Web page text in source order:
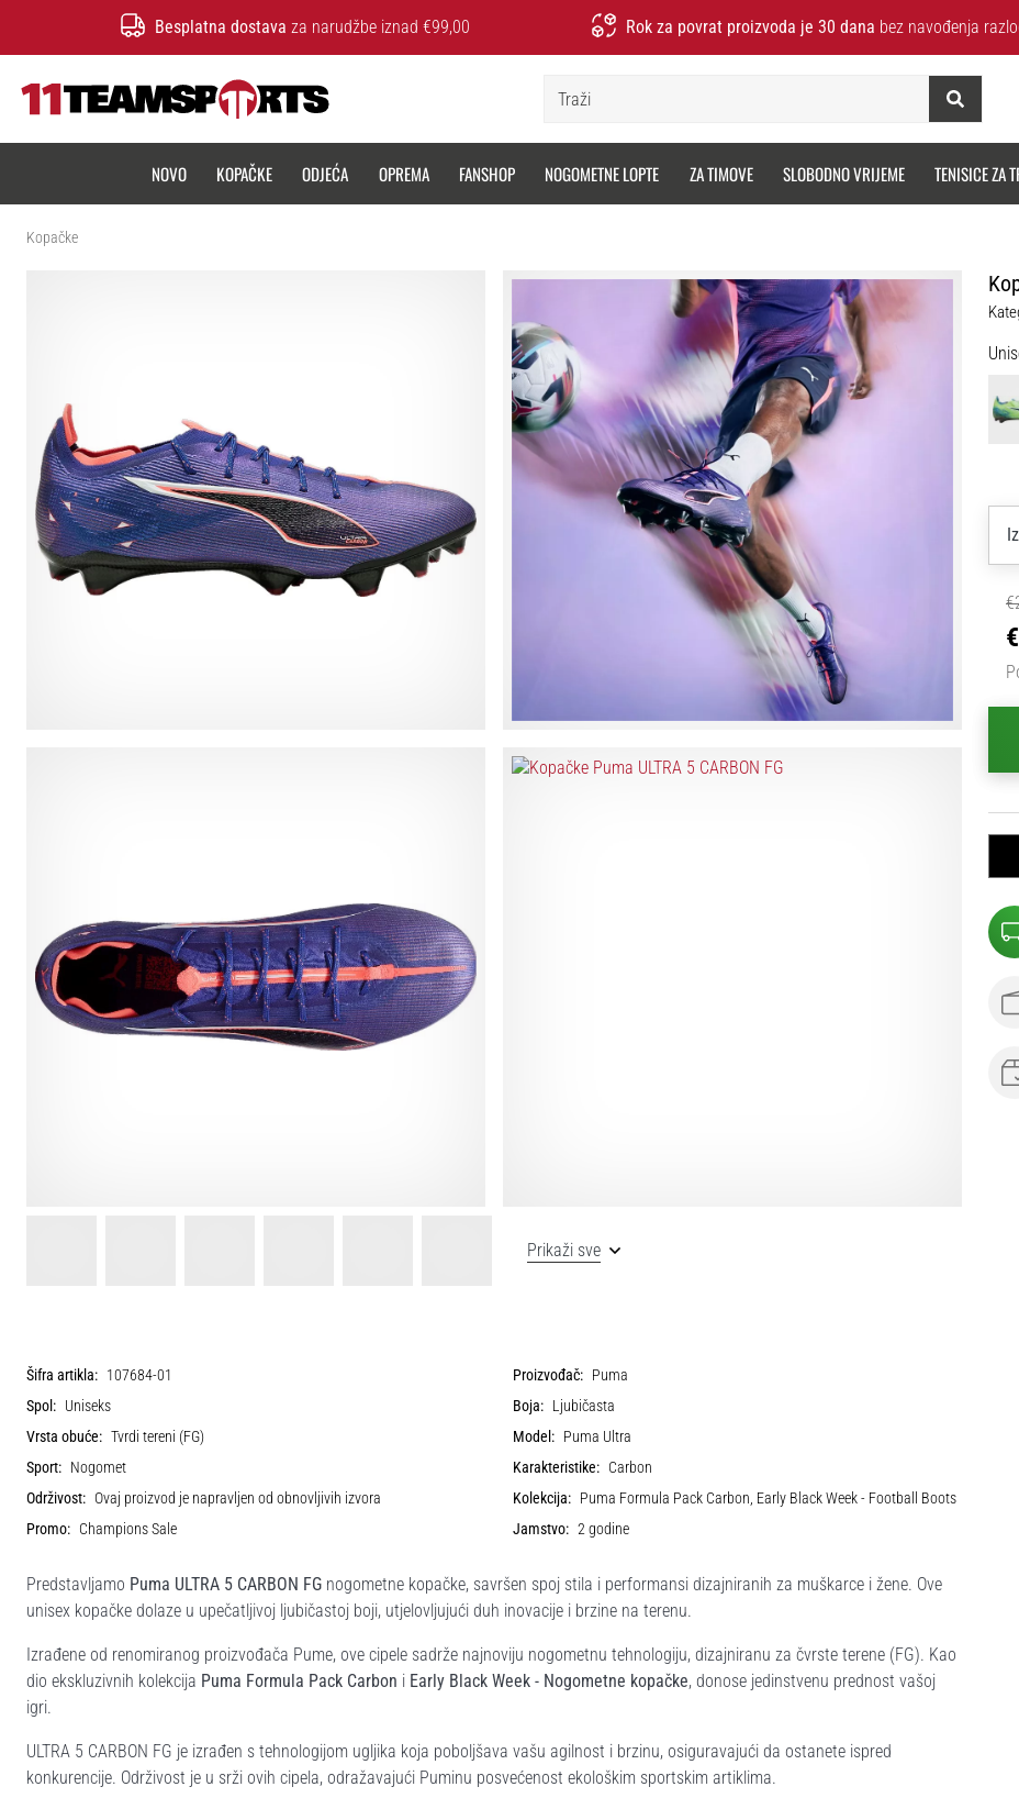
Besplatna dostava za narudžbe iznad €99,00 Rok za povrat proizvoda je 30 dana bez navođenja
NOVO KOPAČKE ODJEĆA OPREMA FANSHOP NOGOMETNE LOPTE ZA TIMOVE SLOBODNO VRIJEME TENISICE ZA
Kopačke
Prikaži sve
Šifra artikla: 107684-01 Proizvođač: Puma
Spol: Uniseks Boja: Ljubičasta
Vrsta obuće: Tvrdi tereni (FG) Model: Puma Ultra
Sport: Nogomet Karakteristike: Carbon
Održivost: Ovaj proizvod je napravljen od obnovljivih izvora Kolekcija: Puma Formula Pack Carbon, Early Black Week - Football Boots
Promo: Champions Sale Jamstvo: 2 godine
Predstavljamo Puma ULTRA 5 CARBON FG nogometne kopačke, savršen spoj stila i performansi dizajniranih za muškarce i žene. Ove
unisex kopačke dolaze u upečatljivoj ljubičastoj boji, utjelovljujući duh inovacije i brzine na terenu.
Izrađene od renomiranog proizvođača Pume, ove cipele sadrže najnoviju nogometnu tehnologiju, dizajniranu za čvrste terene (FG). Kao
dio ekskluzivnih kolekcija Puma Formula Pack Carbon i Early Black Week - Nogometne kopačke, donose jedinstvenu prednost vašoj
igri.
ULTRA 5 CARBON FG je izrađen s tehnologijom ugljika koja poboljšava vašu agilnost i brzinu, osiguravajući da ostanete ispred
konkurencije. Održivost je u srži ovih cipela, odražavajući Puminu posvećenost ekološkim sportskim artiklima.